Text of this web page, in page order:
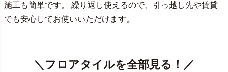
施工も簡単です。 繰り返し使えるので、引っ越し先や賃貸
でも安心してお使いいただけます。
＼フロアタイルを全部見る！／